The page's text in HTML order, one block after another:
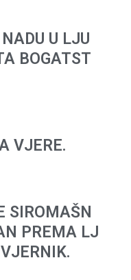
U LJU
BOGATST
VJERE.
SIROMAŠN
PREMA LJ